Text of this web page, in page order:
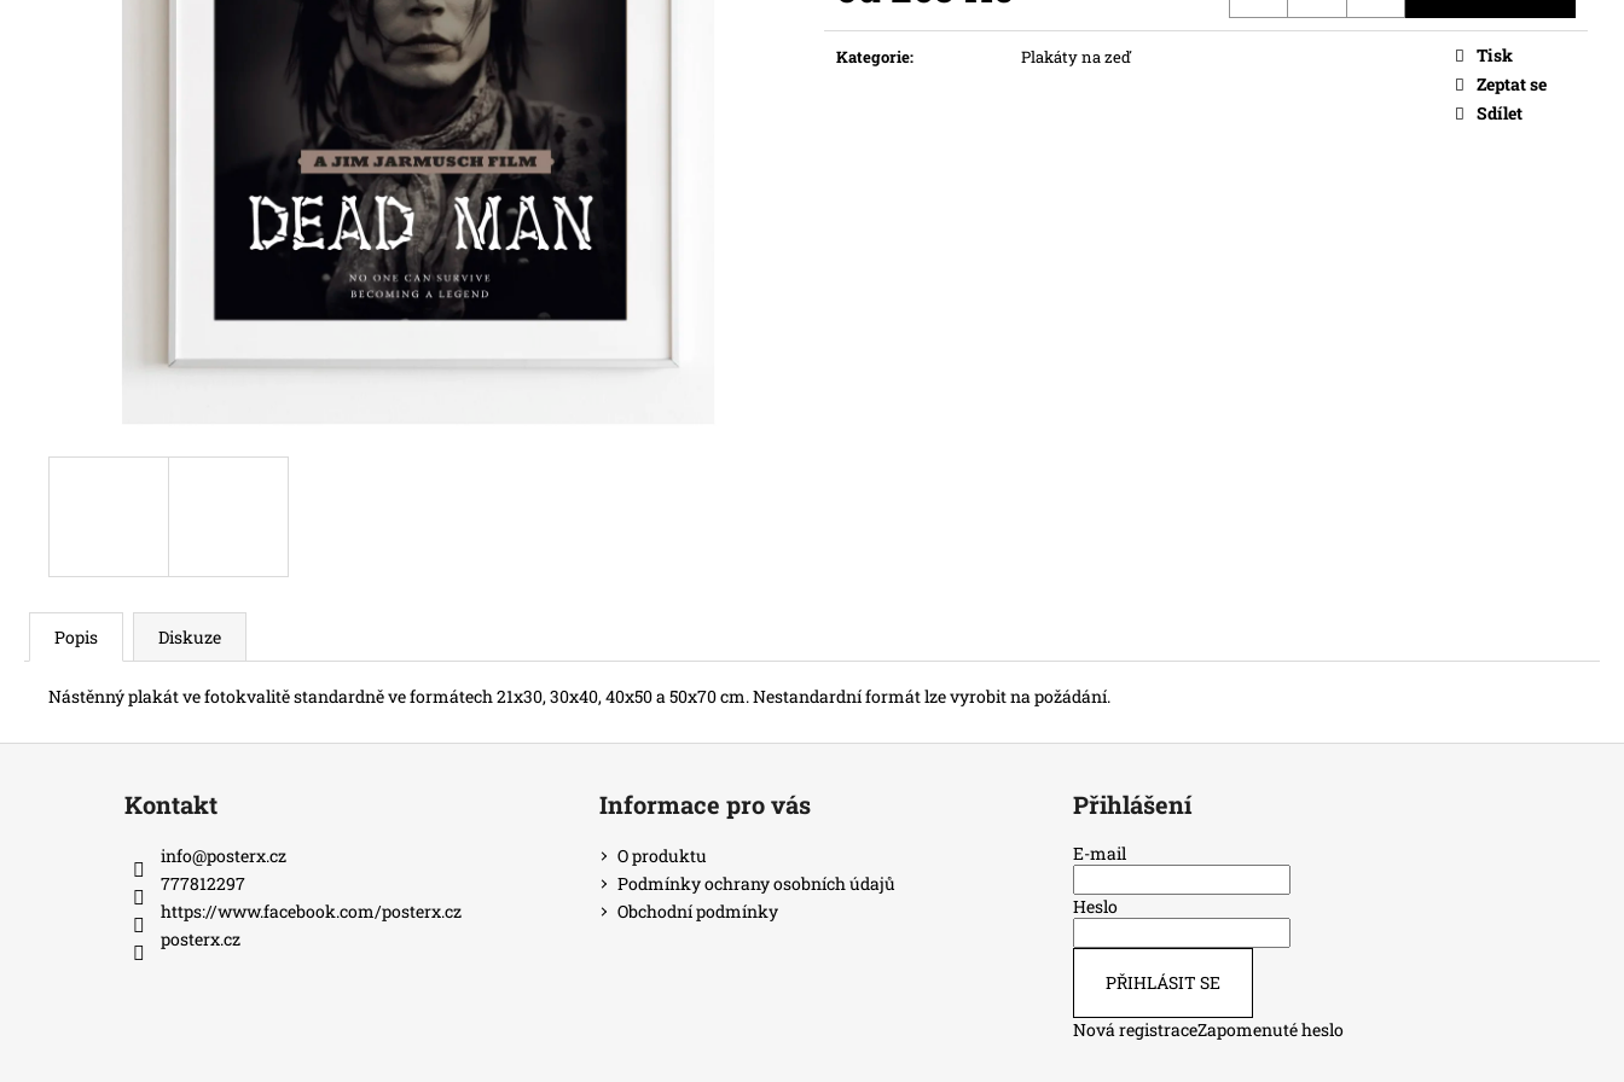
Kategorie: Plakáty na zeď
Tisk
Zeptat se
Sdílet
Popis Diskuze
Nástěnný plakát ve fotokvalitě standardně ve formátech 21x30, 30x40, 40x50 a 50x70 cm. Nestandardní formát lze vyrobit na požádání.
Kontakt
info@posterx.cz
777812297
https://www.facebook.com/posterx.cz
posterx.cz
Informace pro vás
O produktu
Podmínky ochrany osobních údajů
Obchodní podmínky
Přihlášení
E-mail
Heslo
PŘIHLÁSIT SE
Nová registraceZapomenuté heslo